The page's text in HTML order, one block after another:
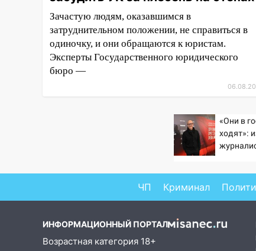
15:47 На улице Радищева
сбили курьера: крупная авария
в Ульяновске
15:15
В Ульяновске ограничат
движение по улице Ефремова
14:23 67% ульяновцев готовы
передумать увольняться, если
им повысят зарплату
14:01 Инсценировали ДТП и
получили более 4,6 миллиона
Зачастую людям, оказавшимся в
затруднительном положении, не справиться в
одиночку, и они обращаются к юристам.
Эксперты Государственного юридического
бюро —
«Они в
ходят»:
ЧП Криминал
ИНФОРМАЦИОННЫЙ ПОРТАЛ
Возрастная категория 18+